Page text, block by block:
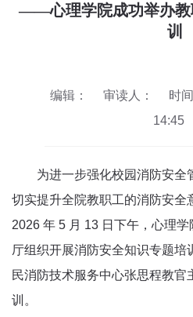
——心理学院成功举办教
训
编辑： 审读人：
时
14:45
为进一步强化校园消防安全
切实提升全院教职工的消防安全
2026 年 5 月 13 日下午，心理
厅组织开展消防安全知识专题培
民消防技术服务中心张思程教官
训。